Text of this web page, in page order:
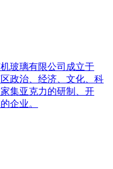
玻璃有限公司成立于
政治、经济、文化、科
集亚克力的研制、开
企业。